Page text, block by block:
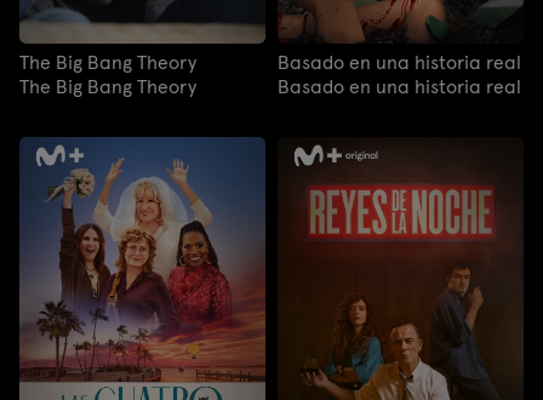
The Big Bang Theory
The Big Bang Theory
Basado en una historia real
Basado en una historia real